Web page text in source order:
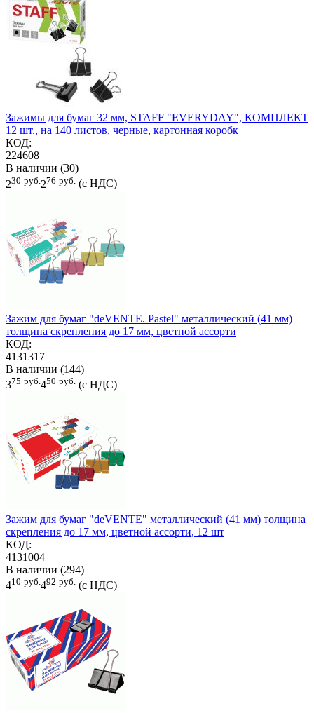
Зажимы для бумаг 32 мм, STAFF "EVERYDAY", КОМПЛЕКТ
12 шт., на 140 листов, черные, картонная коробк
КОД:
224608
В наличии (30)
230 руб. 276 руб. (с НДС)
Зажим для бумаг "deVENTE. Pastel" металлический (41 мм)
толщина скрепления до 17 мм, цветной ассорти
КОД:
4131317
В наличии (144)
375 руб. 450 руб. (с НДС)
Зажим для бумаг "deVENTE" металлический (41 мм) толщина
скрепления до 17 мм, цветной ассорти, 12 шт
КОД:
4131004
В наличии (294)
410 руб.492 руб. (с НДС)